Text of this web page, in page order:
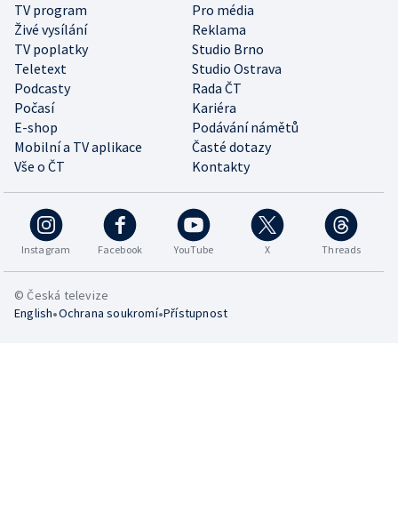
TV program
Pro média
Živé vysílání
Reklama
TV poplatky
Studio Brno
Teletext
Studio Ostrava
Podcasty
Rada ČT
Počasí
Kariéra
E-shop
Podávání námětů
Mobilní a TV aplikace
Časté dotazy
Vše o ČT
Kontakty
Instagram Facebook YouTube X Threads
© Česká televize
English•Ochrana soukromí•Přístupnost